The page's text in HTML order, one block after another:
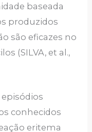
baseada
produzidos
são eficazes no
(SILVA, et al.,
conhecidos
eritema